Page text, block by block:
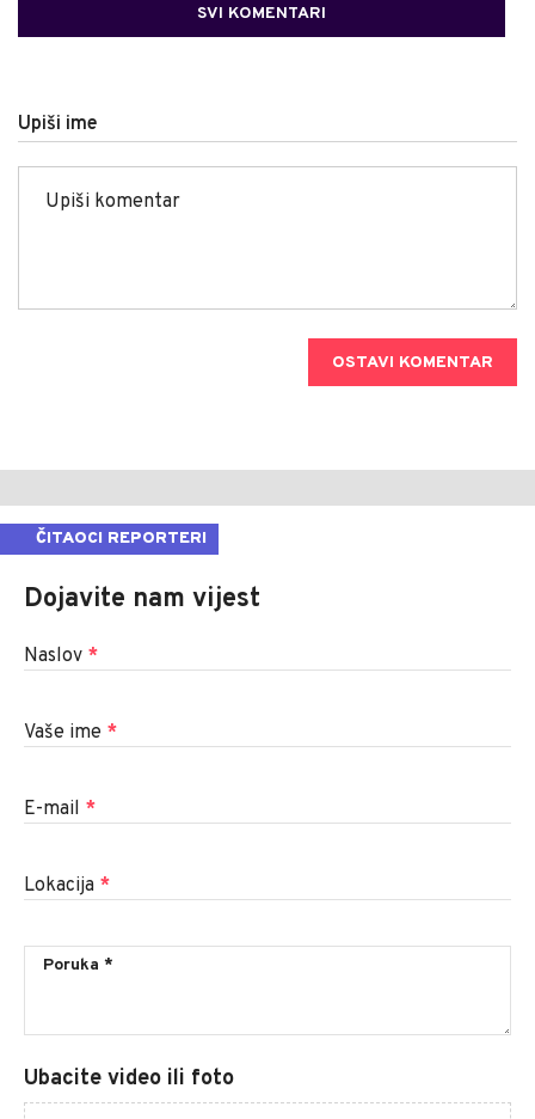
SVI KOMENTARI
Upiši ime
OSTAVI KOMENTAR
ČITAOCI REPORTERI
Dojavite nam vijest
Naslov *
Vaše ime *
E-mail *
Lokacija *
Ubacite video ili foto